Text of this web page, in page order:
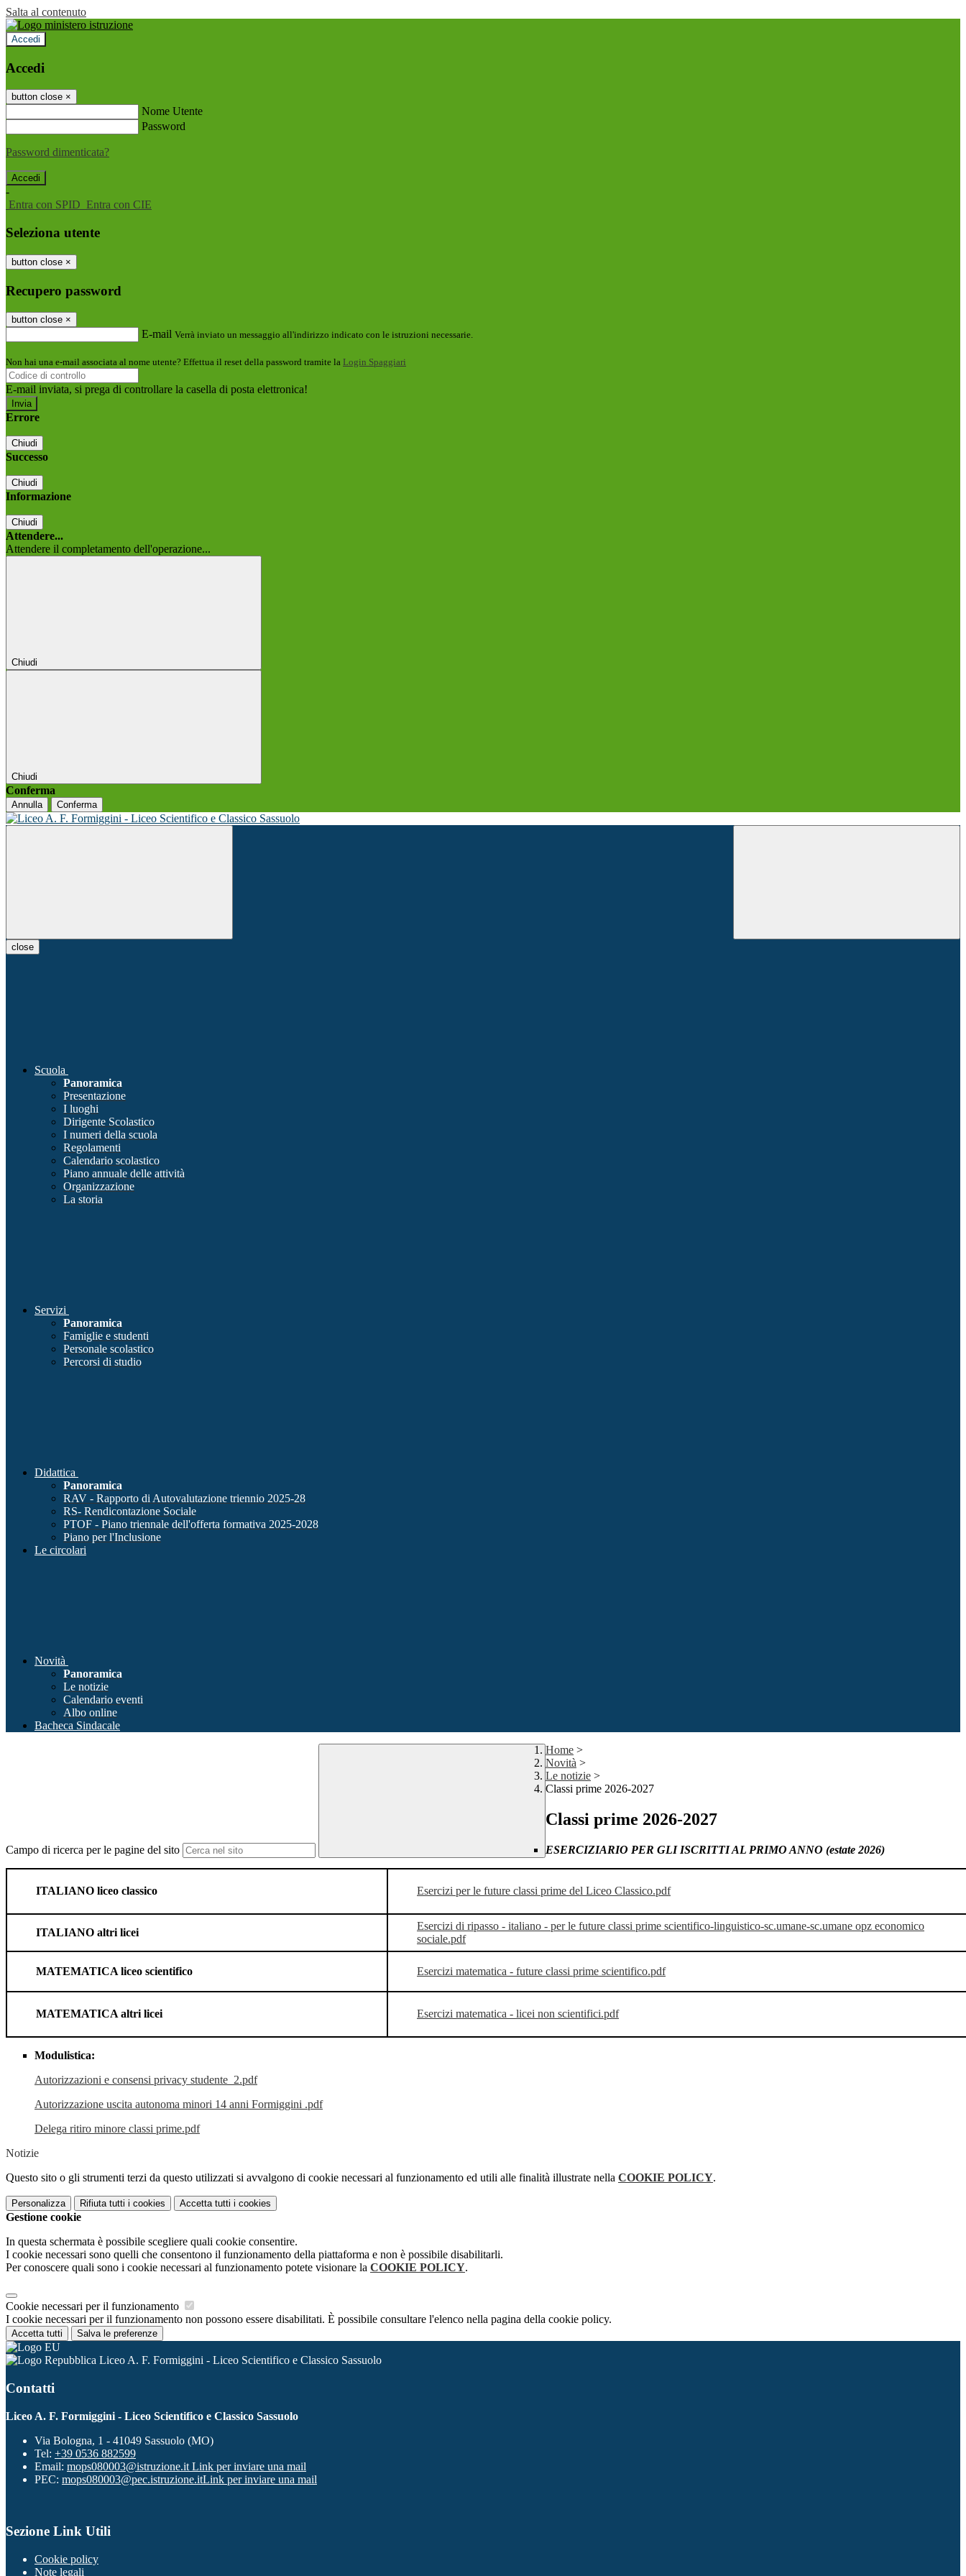
Salta al contenuto
Accedi
Accedi
button close ×
Nome Utente
Password
Password dimenticata?
-
Entra con SPID Entra con CIE
Seleziona utente
button close ×
Recupero password
button close ×
E-mail Verrà inviato un messaggio all'indirizzo indicato con le istruzioni necessarie.
Non hai una e-mail associata al nome utente? Effettua il reset della password tramite la Login Spaggiari
E-mail inviata, si prega di controllare la casella di posta elettronica!
Errore
Chiudi
Successo
Chiudi
Informazione
Chiudi
Attendere...
Attendere il completamento dell'operazione...
Chiudi
Chiudi
Conferma
Annulla Conferma
close
Scuola
Panoramica
Presentazione
I luoghi
Dirigente Scolastico
I numeri della scuola
Regolamenti
Calendario scolastico
Piano annuale delle attività
Organizzazione
La storia
Servizi
Panoramica
Famiglie e studenti
Personale scolastico
Percorsi di studio
Didattica
Panoramica
RAV - Rapporto di Autovalutazione triennio 2025-28
RS- Rendicontazione Sociale
PTOF - Piano triennale dell'offerta formativa 2025-2028
Piano per l'Inclusione
Le circolari
Novità
Panoramica
Le notizie
Calendario eventi
Albo online
Bacheca Sindacale
Campo di ricerca per le pagine del sito
Home >
Novità >
Le notizie >
Classi prime 2026-2027
Classi prime 2026-2027
ESERCIZIARIO PER GLI ISCRITTI AL PRIMO ANNO (estate 2026)
ITALIANO liceo classico Esercizi per le future classi prime del Liceo Classico.pdf
ITALIANO altri licei
Esercizi di ripasso - italiano - per le future classi prime scientifico-linguistico-sc.umane-sc.umane opz economico
sociale.pdf
MATEMATICA liceo scientifico Esercizi matematica - future classi prime scientifico.pdf
MATEMATICA altri licei Esercizi matematica - licei non scientifici.pdf
Modulistica:
Autorizzazioni e consensi privacy studente_2.pdf
Autorizzazione uscita autonoma minori 14 anni Formiggini .pdf
Delega ritiro minore classi prime.pdf
Notizie
Questo sito o gli strumenti terzi da questo utilizzati si avvalgono di cookie necessari al funzionamento ed utili alle finalità illustrate nella COOKIE POLICY.
Personalizza Rifiuta tutti i cookies Accetta tutti i cookies
Gestione cookie
In questa schermata è possibile scegliere quali cookie consentire.
I cookie necessari sono quelli che consentono il funzionamento della piattaforma e non è possibile disabilitarli.
Per conoscere quali sono i cookie necessari al funzionamento potete visionare la COOKIE POLICY.
Cookie necessari per il funzionamento
I cookie necessari per il funzionamento non possono essere disabilitati. È possibile consultare l'elenco nella pagina della cookie policy.
Accetta tutti Salva le preferenze
Liceo A. F. Formiggini - Liceo Scientifico e Classico Sassuolo
Contatti
Liceo A. F. Formiggini - Liceo Scientifico e Classico Sassuolo
Via Bologna, 1 - 41049 Sassuolo (MO)
Tel: +39 0536 882599
Email: mops080003@istruzione.it Link per inviare una mail
PEC: mops080003@pec.istruzione.itLink per inviare una mail
Sezione Link Utili
Cookie policy
Note legali